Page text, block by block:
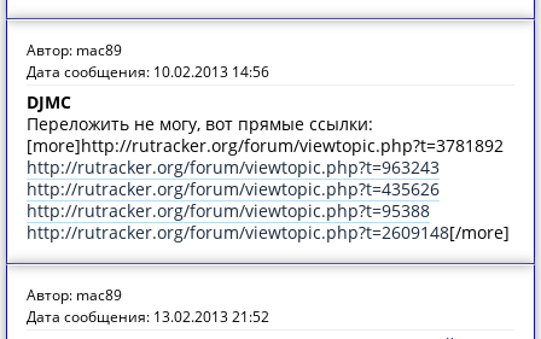
Автор: mac89
Дата сообщения: 10.02.2013 14:56
DJMC
Переложить не могу, вот прямые ссылки:
[more]http://rutracker.org/forum/viewtopic.php?t=3781892
http://rutracker.org/forum/viewtopic.php?t=963243
http://rutracker.org/forum/viewtopic.php?t=435626
http://rutracker.org/forum/viewtopic.php?t=95388
http://rutracker.org/forum/viewtopic.php?t=2609148[/more]
Автор: mac89
Дата сообщения: 13.02.2013 21:52